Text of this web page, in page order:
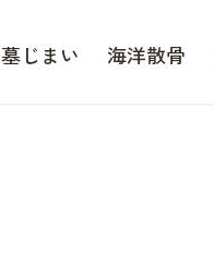
墓じまい 海洋散骨